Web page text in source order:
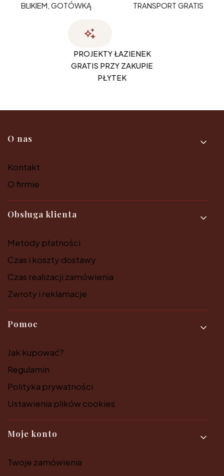
BLIKIEM, GOTÓWKĄ
TRANSPORT GRATIS
PROJEKTY ŁAZIENEK
GRATIS PRZY ZAKUPIE
PŁYTEK
Linki w stopce
O nas
Kontakt
O firmie
Obsługa klienta
Metody płatności
Czas i koszty dostawy
Czas realizacji zamówienia
Zwroty i reklamacje
Pomoc
Jak kupować?
Regulamin
Polityka prywatności
Ustawienia plików cookies
Moje konto
Twoje zamówienia